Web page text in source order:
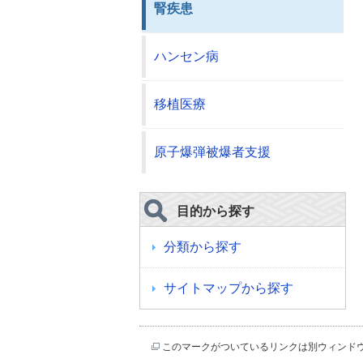
腎疾患
ハンセン病
移植医療
原子爆弾被爆者支援
目的から探す
分類から探す
サイトマップから探す
このマークがついているリンクは別ウィンド